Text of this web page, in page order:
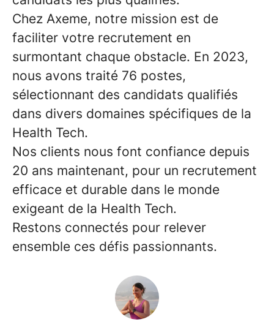
Chez Axeme, notre mission est de
faciliter votre recrutement en
surmontant chaque obstacle. En 2023,
nous avons traité 76 postes,
sélectionnant des candidats qualifiés
dans divers domaines spécifiques de la
Health Tech.
Nos clients nous font confiance depuis
20 ans maintenant, pour un recrutement
efficace et durable dans le monde
exigeant de la Health Tech.
Restons connectés pour relever
ensemble ces défis passionnants.